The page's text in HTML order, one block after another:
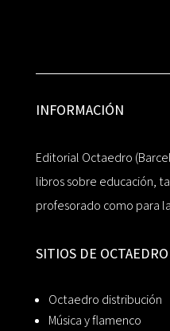
INFORMACIÓN
Editorial Octaedro
libros sobre educación,
profesorado como para
SITIOS DE OCTAEDRO
Octaedro distribución
Música y flamenco